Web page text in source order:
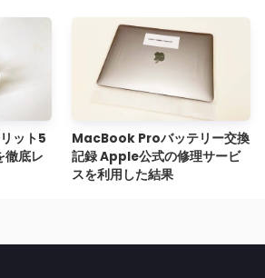
ット5
徹底レ
MacBook Proバッテリー交換
記録 Apple公式の修理サービ
スを利用した結果